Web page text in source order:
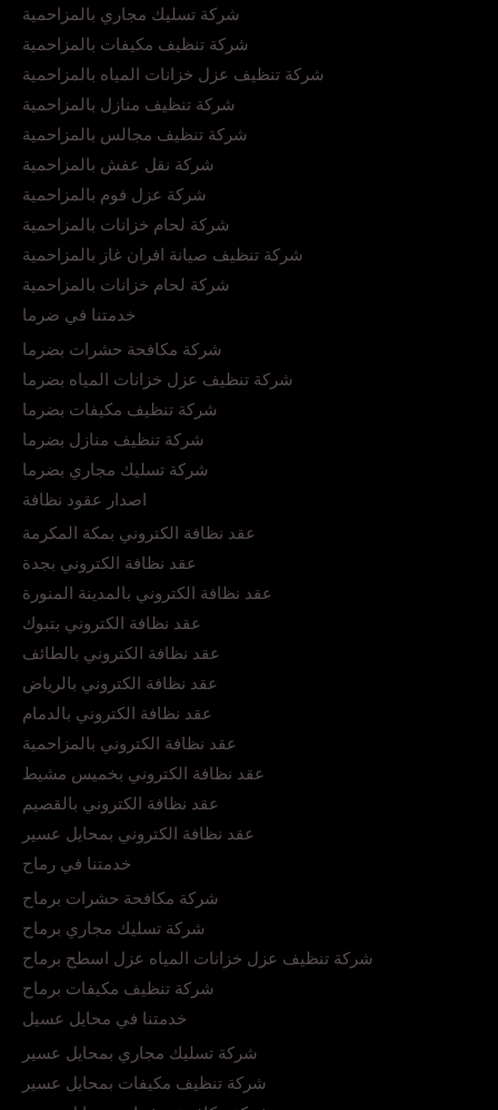
شركة تسليك مجاري بالمزاحمية
شركة تنظيف مكيفات بالمزاحمية
شركة تنظيف عزل خزانات المياه بالمزاحمية
شركة تنظيف منازل بالمزاحمية
شركة تنظيف مجالس بالمزاحمية
شركة نقل عفش بالمزاحمية
شركة عزل فوم بالمزاحمية
شركة لحام خزانات بالمزاحمية
شركة تنظيف صيانة افران غاز بالمزاحمية
شركة لحام خزانات بالمزاحمية
خدمتنا في ضرما
شركة مكافحة حشرات بضرما
شركة تنظيف عزل خزانات المياه بضرما
شركة تنظيف مكيفات بضرما
شركة تنظيف منازل بضرما
شركة تسليك مجاري بضرما
اصدار عقود نظافة
عقد نظافة الكتروني بمكة المكرمة
عقد نظافة الكتروني بجدة
عقد نظافة الكتروني بالمدينة المنورة
عقد نظافة الكتروني بتبوك
عقد نظافة الكتروني بالطائف
عقد نظافة الكتروني بالرياض
عقد نظافة الكتروني بالدمام
عقد نظافة الكتروني بالمزاحمية
عقد نظافة الكتروني بخميس مشيط
عقد نظافة الكتروني بالقصيم
عقد نظافة الكتروني بمحايل عسير
خدمتنا في رماح
شركة مكافحة حشرات برماح
شركة تسليك مجاري برماح
شركة تنظيف عزل خزانات المياه عزل اسطح برماح
شركة تنظيف مكيفات برماح
خدمتنا في محايل عسيل
شركة تسليك مجاري بمحايل عسير
شركة تنظيف مكيفات بمحايل عسير